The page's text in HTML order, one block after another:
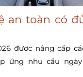
an toàn có
được nâng cấp
ứng nhu cầu